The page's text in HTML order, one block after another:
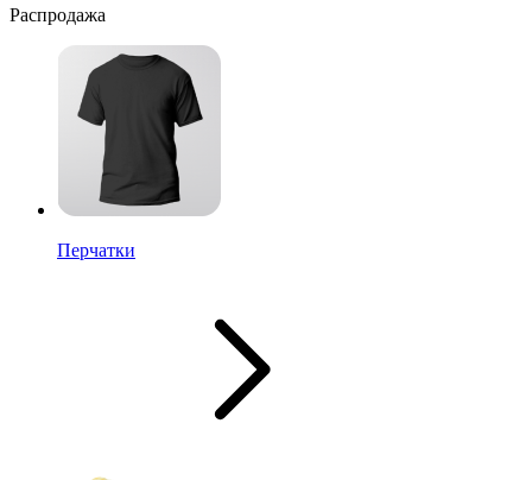
Распродажа
Перчатки